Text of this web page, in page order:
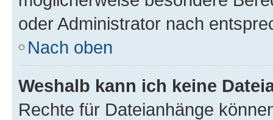
oder Administrator nach
Nach oben
Weshalb kann ich keine
Rechte für Dateianhänge